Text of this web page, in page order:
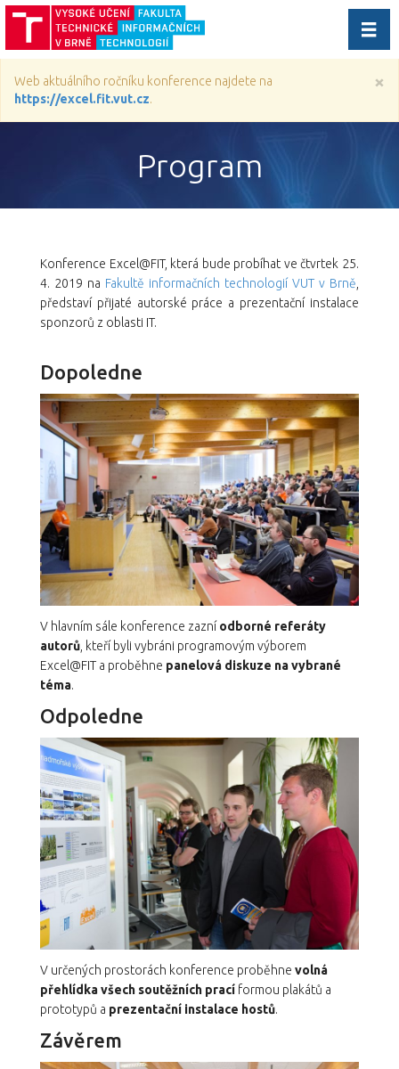
×
Web aktuálního ročníku konference najdete na
https://excel.fit.vut.cz.
Program
Konference Excel@FIT, která bude probíhat ve čtvrtek 25.
4. 2019 na Fakultě informačních technologií VUT v Brně
představí přijaté autorské práce a prezentační instalace
sponzorů z oblasti IT.
Dopoledne
V hlavním sále konference zazní odborné referáty
autorů , kteří byli vybráni programovým výborem
Excel@FIT a proběhne panelová diskuze na vybrané
téma.
Odpoledne
V určených prostorách konference proběhne volná
přehlídka všech soutěžních prací formou plakátů a
prototypů a prezentační instalace hostů.
Závěrem